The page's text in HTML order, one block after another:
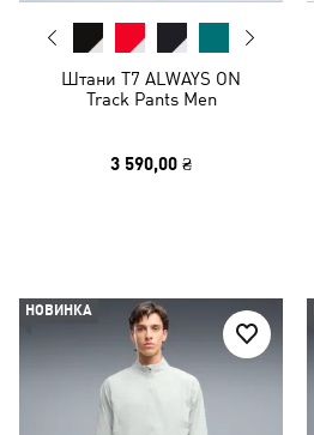
Штани T7 ALWAYS ON
Track Pants Men
3 590,00 ₴
НОВИНКА